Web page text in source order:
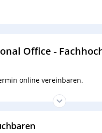
Office -
online vereinbaren.